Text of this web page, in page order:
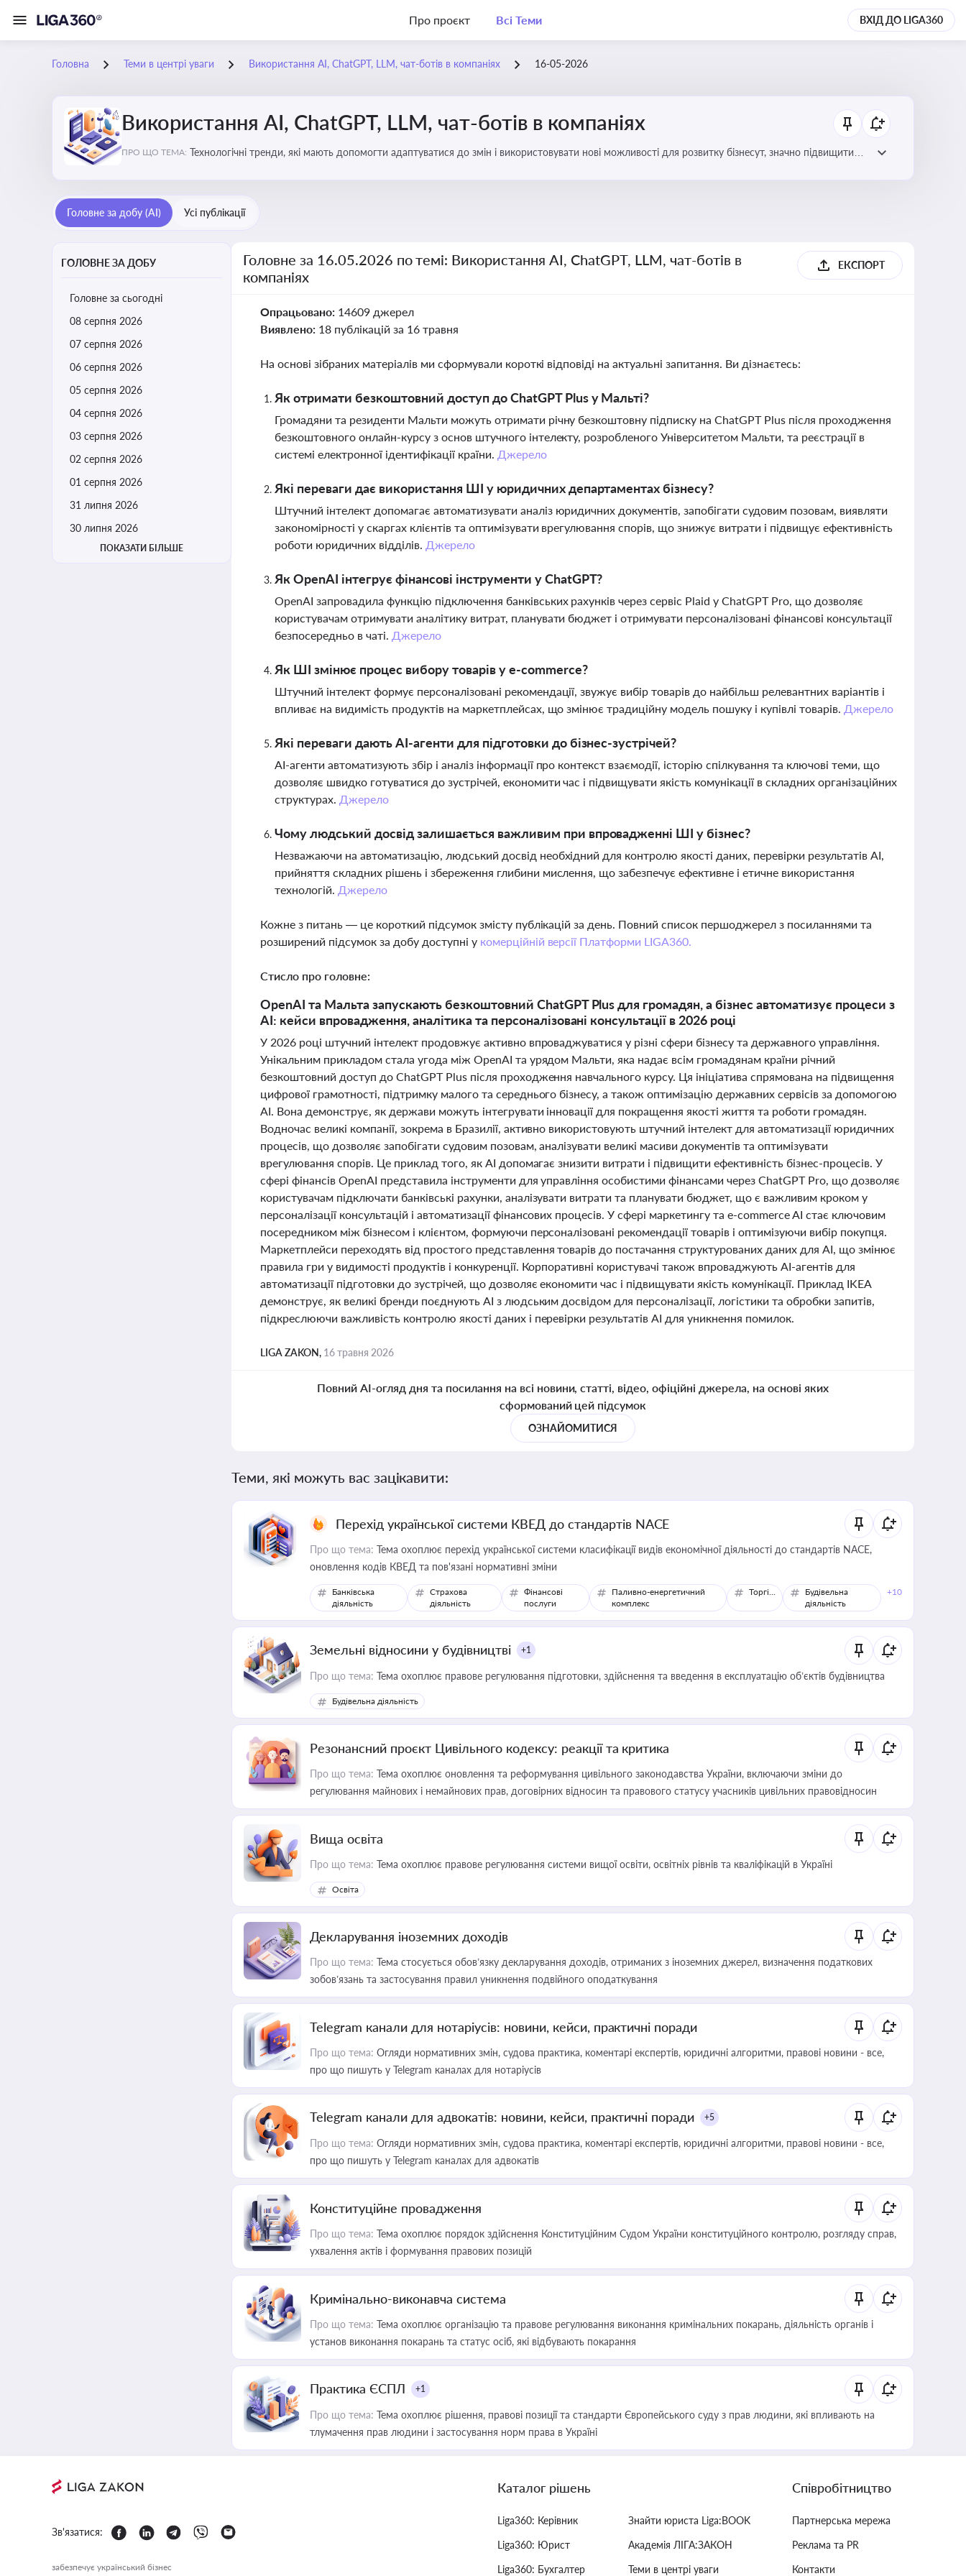
Про проєкт Всі Теми ВХІД ДО LIGA360
Головна Теми в центрі уваги Використання AI, ChatGPT, LLM, чат-ботів в компаніях 16-05-2026
Використання AI, ChatGPT, LLM, чат-ботів в компаніях
ПРО ЩО ТЕМА: Технологічні тренди, які мають допомогти адаптуватися до змін і використовувати нові можливості для розвитку бізнесут, значно підвищити
Головне за добу (AI) Усі публікації
ГОЛОВНЕ ЗА ДОБУ
Головне за сьогодні
08 серпня 2026
07 серпня 2026
06 серпня 2026
05 серпня 2026
04 серпня 2026
03 серпня 2026
02 серпня 2026
01 серпня 2026
31 липня 2026
30 липня 2026
ПОКАЗАТИ БІЛЬШЕ
Головне за 16.05.2026 по темі: Використання AI, ChatGPT, LLM, чат-ботів в
компаніях
ЕКСПОРТ
Опрацьовано: 14609 джерел
Виявлено: 18 публікацій за 16 травня
На основі зібраних матеріалів ми сформували короткі відповіді на актуальні запитання. Ви дізнаєтесь:
Як отримати безкоштовний доступ до ChatGPT Plus у Мальті?
Громадяни та резиденти Мальти можуть отримати річну безкоштовну підписку на ChatGPT Plus після проходження
безкоштовного онлайн-курсу з основ штучного інтелекту, розробленого Університетом Мальти, та реєстрації в
системі електронної ідентифікації країни. Джерело
Які переваги дає використання ШІ у юридичних департаментах бізнесу?
Штучний інтелект допомагає автоматизувати аналіз юридичних документів, запобігати судовим позовам, виявляти
закономірності у скаргах клієнтів та оптимізувати врегулювання спорів, що знижує витрати і підвищує ефективність
роботи юридичних відділів. Джерело
Як OpenAI інтегрує фінансові інструменти у ChatGPT?
OpenAI запровадила функцію підключення банківських рахунків через сервіс Plaid у ChatGPT Pro, що дозволяє
користувачам отримувати аналітику витрат, планувати бюджет і отримувати персоналізовані фінансові консультації
безпосередньо в чаті. Джерело
Як ШІ змінює процес вибору товарів у e-commerce?
Штучний інтелект формує персоналізовані рекомендації, звужує вибір товарів до найбільш релевантних варіантів і
впливає на видимість продуктів на маркетплейсах, що змінює традиційну модель пошуку і купівлі товарів. Джерело
Які переваги дають AI-агенти для підготовки до бізнес-зустрічей?
AI-агенти автоматизують збір і аналіз інформації про контекст взаємодії, історію спілкування та ключові теми, що
дозволяє швидко готуватися до зустрічей, економити час і підвищувати якість комунікації в складних організаційних
структурах. Джерело
Чому людський досвід залишається важливим при впровадженні ШІ у бізнес?
Незважаючи на автоматизацію, людський досвід необхідний для контролю якості даних, перевірки результатів AI,
прийняття складних рішень і збереження глибини мислення, що забезпечує ефективне і етичне використання
технологій. Джерело
Кожне з питань — це короткий підсумок змісту публікацій за день. Повний список першоджерел з посиланнями та
розширений підсумок за добу доступні у комерційній версії Платформи LIGA360.
Стисло про головне:
OpenAI та Мальта запускають безкоштовний ChatGPT Plus для громадян, а бізнес автоматизує процеси з
AI: кейси впровадження, аналітика та персоналізовані консультації в 2026 році
У 2026 році штучний інтелект продовжує активно впроваджуватися у різні сфери бізнесу та державного управління.
Унікальним прикладом стала угода між OpenAI та урядом Мальти, яка надає всім громадянам країни річний
безкоштовний доступ до ChatGPT Plus після проходження навчального курсу. Ця ініціатива спрямована на підвищення
цифрової грамотності, підтримку малого та середнього бізнесу, а також оптимізацію державних сервісів за допомогою
AI. Вона демонструє, як держави можуть інтегрувати інновації для покращення якості життя та роботи громадян.
Водночас великі компанії, зокрема в Бразилії, активно використовують штучний інтелект для автоматизації юридичних
процесів, що дозволяє запобігати судовим позовам, аналізувати великі масиви документів та оптимізувати
врегулювання спорів. Це приклад того, як AI допомагає знизити витрати і підвищити ефективність бізнес-процесів. У
сфері фінансів OpenAI представила інструменти для управління особистими фінансами через ChatGPT Pro, що дозволяє
користувачам підключати банківські рахунки, аналізувати витрати та планувати бюджет, що є важливим кроком у
персоналізації консультацій і автоматизації фінансових процесів. У сфері маркетингу та e-commerce AI стає ключовим
посередником між бізнесом і клієнтом, формуючи персоналізовані рекомендації товарів і оптимізуючи вибір покупця.
Маркетплейси переходять від простого представлення товарів до постачання структурованих даних для AI, що змінює
правила гри у видимості продуктів і конкуренції. Корпоративні користувачі також впроваджують AI-агентів для
автоматизації підготовки до зустрічей, що дозволяє економити час і підвищувати якість комунікації. Приклад IKEA
демонструє, як великі бренди поєднують AI з людським досвідом для персоналізації, логістики та обробки запитів,
підкреслюючи важливість контролю якості даних і перевірки результатів AI для уникнення помилок.
LIGA ZAKON, 16 травня 2026
Повний AI-огляд дня та посилання на всі новини, статті, відео, офіційні джерела, на основі яких
сформований цей підсумок
ОЗНАЙОМИТИСЯ
Теми, які можуть вас зацікавити:
Перехід української системи КВЕД до стандартів NACE
Про що тема: Тема охоплює перехід української системи класифікації видів економічної діяльності до стандартів NACE,
оновлення кодів КВЕД та пов'язані нормативні зміни
Банківська
діяльність
Страхова
діяльність
Фінансові
послуги
Паливно-енергетичний
комплекс
Торгівля
Будівельна
діяльність
+10
Земельні відносини у будівництві +1
Про що тема: Тема охоплює правове регулювання підготовки, здійснення та введення в експлуатацію об’єктів будівництва
Будівельна діяльність
Резонансний проєкт Цивільного кодексу: реакції та критика
Про що тема: Тема охоплює оновлення та реформування цивільного законодавства України, включаючи зміни до
регулювання майнових і немайнових прав, договірних відносин та правового статусу учасників цивільних правовідносин
Вища освіта
Про що тема: Тема охоплює правове регулювання системи вищої освіти, освітніх рівнів та кваліфікацій в Україні
Освіта
Декларування іноземних доходів
Про що тема: Тема стосується обов’язку декларування доходів, отриманих з іноземних джерел, визначення податкових
зобов’язань та застосування правил уникнення подвійного оподаткування
Telegram канали для нотаріусів: новини, кейси, практичні поради
Про що тема: Огляди нормативних змін, судова практика, коментарі експертів, юридичні алгоритми, правові новини - все,
про що пишуть у Telegram каналах для нотаріусів
Telegram канали для адвокатів: новини, кейси, практичні поради +5
Про що тема: Огляди нормативних змін, судова практика, коментарі експертів, юридичні алгоритми, правові новини - все,
про що пишуть у Telegram каналах для адвокатів
Конституційне провадження
Про що тема: Тема охоплює порядок здійснення Конституційним Судом України конституційного контролю, розгляду справ,
ухвалення актів і формування правових позицій
Кримінально-виконавча система
Про що тема: Тема охоплює організацію та правове регулювання виконання кримінальних покарань, діяльність органів і
установ виконання покарань та статус осіб, які відбувають покарання
Практика ЄСПЛ +1
Про що тема: Тема охоплює рішення, правові позиції та стандарти Європейського суду з прав людини, які впливають на
тлумачення прав людини і застосування норм права в Україні
Зв'язатися:
забезпечує український бізнес
Каталог рішень
Liga360: Керівник
Liga360: Юрист
Liga360: Бухгалтер
Знайти юриста Liga:BOOK
Академія ЛІГА:ЗАКОН
Теми в центрі уваги
Співробітництво
Партнерська мережа
Реклама та PR
Контакти